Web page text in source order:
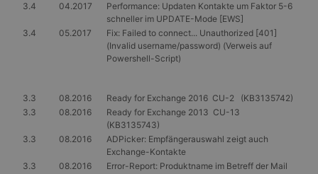
3.4 04.2017
Performance: Updaten Kontakte um Faktor 5-6
schneller im UPDATE-Mode [EWS]
3.4
05.2017
Fix: Failed to connect... Unauthorized [401]
(Invalid username/password) (Verweis auf
Powershell-Script)
3.3 08.2016
Ready for Exchange 2016 CU-2 (KB3135742)
3.3
08.2016
Ready for Exchange 2013 CU-13
(KB3135743)
3.3
08.2016
ADPicker: Empfängerauswahl zeigt auch
Exchange-Kontakte
3.3
08.2016
Error-Report: Produktname im Betreff der Mail
Platform Inc.
.gangl.de
verwendet, um
zu liefern, z. B.
Echtzeit-Gebote
Corporation
.c.clarity.ms
enthält
Informationen
Website nutzt,
sowie über
Endbenutzer